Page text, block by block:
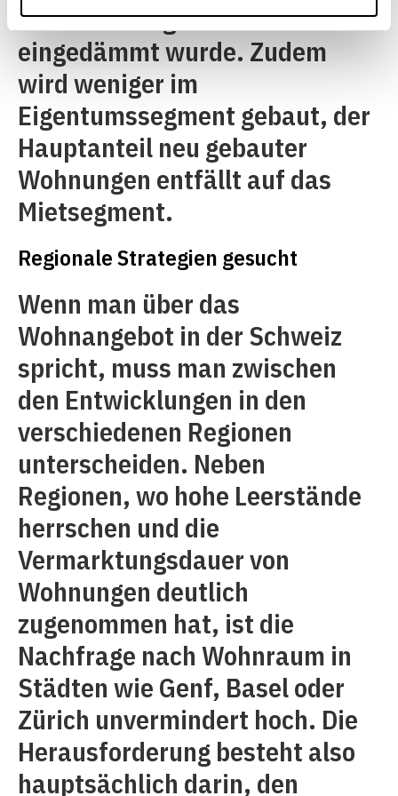
nach Wohneigentum stark
eingedämmt wurde. Zudem
wird weniger im
Eigentumssegment gebaut, der
Hauptanteil neu gebauter
Wohnungen entfällt auf das
Mietsegment.
Regionale Strategien gesucht
Wenn man über das
Wohnangebot in der Schweiz
spricht, muss man zwischen
den Entwicklungen in den
verschiedenen Regionen
unterscheiden. Neben
Regionen, wo hohe Leerstände
herrschen und die
Vermarktungsdauer von
Wohnungen deutlich
zugenommen hat, ist die
Nachfrage nach Wohnraum in
Städten wie Genf, Basel oder
Zürich unvermindert hoch. Die
Herausforderung besteht also
hauptsächlich darin, den